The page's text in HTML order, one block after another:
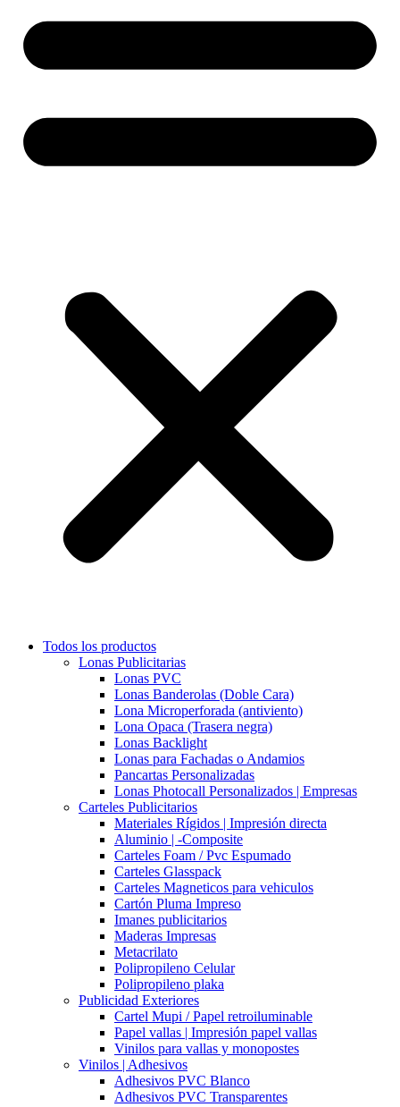
Todos los productos
Lonas Publicitarias
Lonas PVC
Lonas Banderolas (Doble Cara)
Lona Microperforada (antiviento)
Lona Opaca (Trasera negra)
Lonas Backlight
Lonas para Fachadas o Andamios
Pancartas Personalizadas
Lonas Photocall Personalizados | Empresas
Carteles Publicitarios
Materiales Rígidos | Impresión directa
Aluminio | -Composite
Carteles Foam / Pvc Espumado
Carteles Glasspack
Carteles Magneticos para vehiculos
Cartón Pluma Impreso
Imanes publicitarios
Maderas Impresas
Metacrilato
Polipropileno Celular
Polipropileno plaka
Publicidad Exteriores
Cartel Mupi / Papel retroiluminable
Papel vallas | Impresión papel vallas
Vinilos para vallas y monopostes
Vinilos | Adhesivos
Adhesivos PVC Blanco
Adhesivos PVC Transparentes